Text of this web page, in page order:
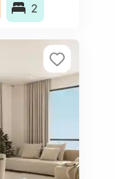
2